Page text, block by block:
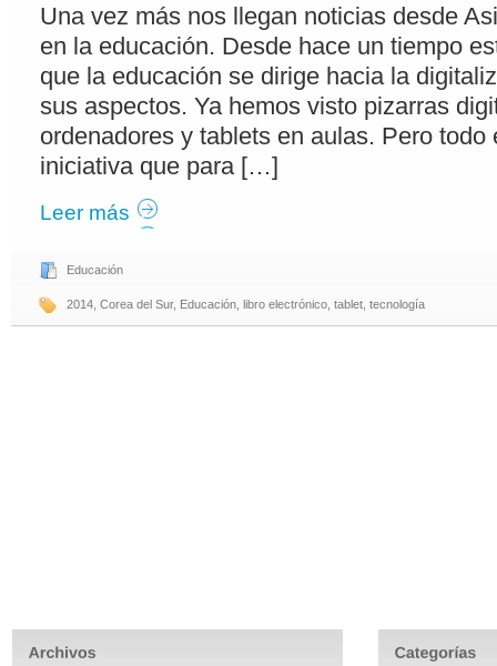
Una vez más nos llegan noticias desde
en la educación. Desde hace un tiempo
que la educación se dirige hacia la
sus aspectos. Ya hemos visto pizarras
ordenadores y tablets en aulas. Pero todo
iniciativa que para […]
Leer más
Educación
2014 Corea del Sur, Educación libro electrónico tablet tecnología